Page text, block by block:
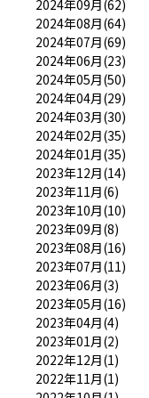
2024年09月(62)
2024年08月(64)
2024年07月(69)
2024年06月(23)
2024年05月(50)
2024年04月(29)
2024年03月(30)
2024年02月(35)
2024年01月(35)
2023年12月(14)
2023年11月(6)
2023年10月(10)
2023年09月(8)
2023年08月(16)
2023年07月(11)
2023年06月(3)
2023年05月(16)
2023年04月(4)
2023年01月(2)
2022年12月(1)
2022年11月(1)